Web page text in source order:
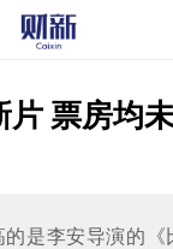
票房均
是李安导演的《